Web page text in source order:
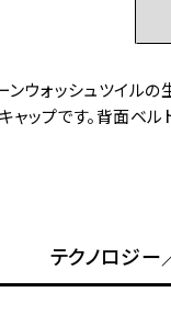
ンウォッシュツイル
ップです。背面ベル
テクノロジー